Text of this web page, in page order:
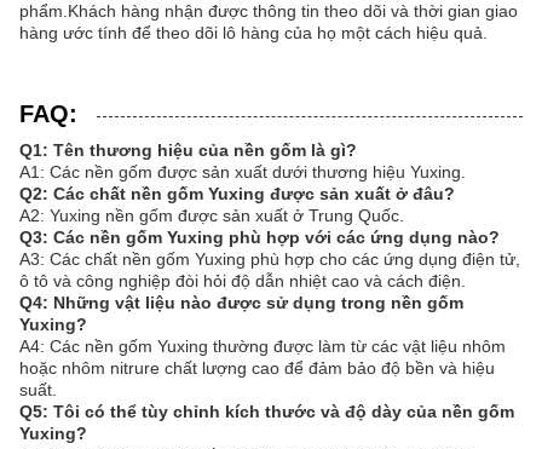
phẩm.Khách hàng nhận được thông tin theo dõi và thời gian giao
hàng ước tính để theo dõi lô hàng của họ một cách hiệu quả.
FAQ:
Q1: Tên thương hiệu của nền gốm là gì?
A1: Các nền gốm được sản xuất dưới thương hiệu Yuxing.
Q2: Các chất nền gốm Yuxing được sản xuất ở đâu?
A2: Yuxing nền gốm được sản xuất ở Trung Quốc.
Q3: Các nền gốm Yuxing phù hợp với các ứng dụng nào?
A3: Các chất nền gốm Yuxing phù hợp cho các ứng dụng điện tử,
ô tô và công nghiệp đòi hỏi độ dẫn nhiệt cao và cách điện.
Q4: Những vật liệu nào được sử dụng trong nền gốm
Yuxing?
A4: Các nền gốm Yuxing thường được làm từ các vật liệu nhôm
hoặc nhôm nitrure chất lượng cao để đảm bảo độ bền và hiệu
suất.
Q5: Tôi có thể tùy chỉnh kích thước và độ dày của nền gốm
Yuxing?